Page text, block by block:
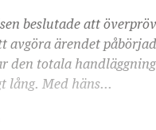
beslutade att
avgöra ärendet
den totala
lång. Med häns...